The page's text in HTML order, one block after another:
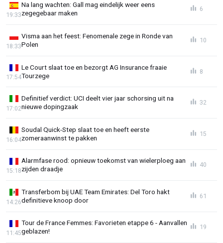
Na lang wachten: Gall mag eindelijk weer eens
zegegebaar maken
19:33
6
Visma aan het feest: Fenomenale zege in Ronde van
Polen
18:33
10
Le Court slaat toe en bezorgt AG Insurance fraaie
Tourzege
17:54
8
Definitief verdict: UCI deelt vier jaar schorsing uit na
nieuwe dopingzaak
17:02
32
Soudal Quick-Step slaat toe en heeft eerste
zomeraanwinst te pakken
16:04
15
Alarmfase rood: opnieuw toekomst van wielerploeg aan
zijden draadje
15:18
40
Transferbom bij UAE Team Emirates: Del Toro hakt
definitieve knoop door
14:26
61
Tour de France Femmes: Favorieten etappe 6 - Aanvallen
geblazen!
11:45
19